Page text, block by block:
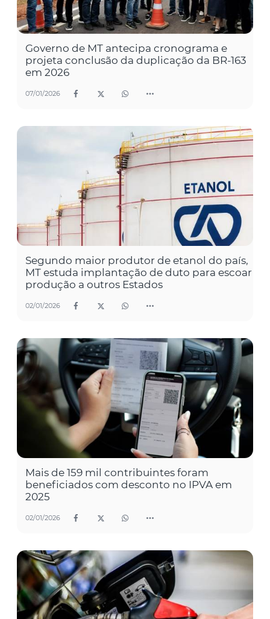
Governo de MT antecipa cronograma e
projeta conclusão da duplicação da BR-163
em 2026
07/01/2026
Segundo maior produtor de etanol do país,
MT estuda implantação de duto para escoar
produção a outros Estados
02/01/2026
Mais de 159 mil contribuintes foram
beneficiados com desconto no IPVA em
2025
02/01/2026